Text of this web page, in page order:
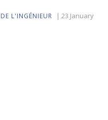
L'INGÉNIEUR | 23 January